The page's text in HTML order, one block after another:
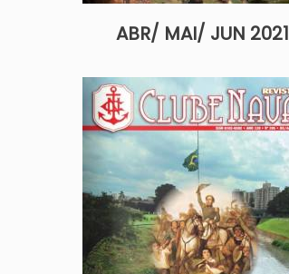
ABR/ MAI/ JUN 2021
Imagem